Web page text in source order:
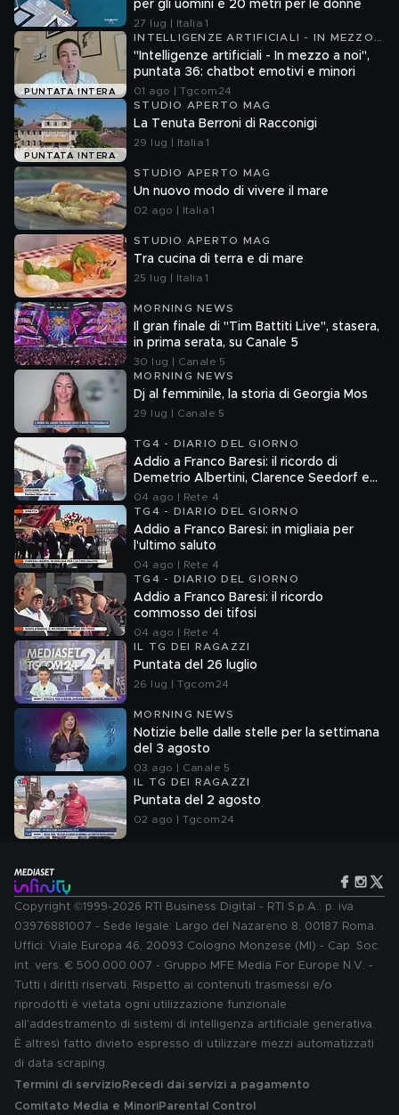
per gli uomini e 20 metri per le donne
27 lug | Italia 1
PUNTATA INTERA
INTELLIGENZE ARTIFICIALI - IN MEZZO
A NOI
"Intelligenze artificiali - In mezzo a noi",
puntata 36: chatbot emotivi e minori
01 ago | Tgcom24
PUNTATA INTERA
STUDIO APERTO MAG
La Tenuta Berroni di Racconigi
29 lug | Italia 1
STUDIO APERTO MAG
Un nuovo modo di vivere il mare
02 ago | Italia 1
STUDIO APERTO MAG
Tra cucina di terra e di mare
25 lug | Italia 1
MORNING NEWS
Il gran finale di "Tim Battiti Live", stasera,
in prima serata, su Canale 5
30 lug | Canale 5
MORNING NEWS
Dj al femminile, la storia di Georgia Mos
29 lug | Canale 5
TG4 - DIARIO DEL GIORNO
Addio a Franco Baresi: il ricordo di
Demetrio Albertini, Clarence Seedorf e
Giovanni Galli
04 ago | Rete 4
TG4 - DIARIO DEL GIORNO
Addio a Franco Baresi: in migliaia per
l'ultimo saluto
04 ago | Rete 4
TG4 - DIARIO DEL GIORNO
Addio a Franco Baresi: il ricordo
commosso dei tifosi
04 ago | Rete 4
IL TG DEI RAGAZZI
Puntata del 26 luglio
26 lug | Tgcom24
MORNING NEWS
Notizie belle dalle stelle per la settimana
del 3 agosto
03 ago | Canale 5
IL TG DEI RAGAZZI
Puntata del 2 agosto
02 ago | Tgcom24
Copyright ©1999-2026 RTI Business Digital - RTI S.p.A.: p. iva
03976881007 - Sede legale: Largo del Nazareno 8, 00187 Roma.
Uffici: Viale Europa 46, 20093 Cologno Monzese (MI) - Cap. Soc.
int. vers. € 500.000.007 - Gruppo MFE Media For Europe N.V. -
Tutti i diritti riservati. Rispetto ai contenuti trasmessi e/o
riprodotti è vietata ogni utilizzazione funzionale
all'addestramento di sistemi di intelligenza artificiale generativa.
È altresì fatto divieto espresso di utilizzare mezzi automatizzati
di data scraping.
Termini di servizio Recedi dai servizi a pagamento
Comitato Media e MinoriParental Control